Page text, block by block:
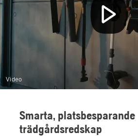
Video
Smarta, platsbesparande
trädgårdsredskap